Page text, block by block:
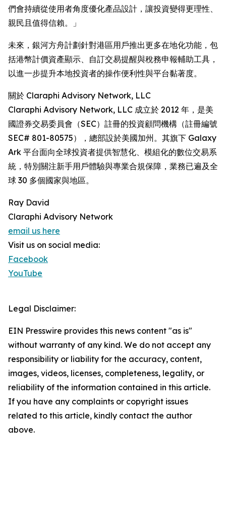
們會持續從使用者角度優化產品設計，讓投資變得更理性、
親民且值得信賴。」
未來，銀河方舟計劃針對港區用戶推出更多在地化功能，包
括港幣計價資產顯示、自訂交易提醒與稅務申報輔助工具，
以進一步提升本地投資者的操作便利性與平台黏著度。
關於 Claraphi Advisory Network, LLC
Claraphi Advisory Network, LLC 成立於 2012 年，是美
國證券交易委員會（SEC）註冊的投資顧問機構（註冊編號
SEC# 801-80575），總部設於美國加州。其旗下 Galaxy
Ark 平台面向全球投資者提供智慧化、模組化的數位交易系
統，特別關注新手用戶體驗與專業合規保障，業務已遍及全
球 30 多個國家與地區。
Ray David
Claraphi Advisory Network
email us here
Visit us on social media:
Facebook
YouTube
Legal Disclaimer:
EIN Presswire provides this news content "as is"
without warranty of any kind. We do not accept any
responsibility or liability for the accuracy, content,
images, videos, licenses, completeness, legality, or
reliability of the information contained in this article.
If you have any complaints or copyright issues
related to this article, kindly contact the author
above.